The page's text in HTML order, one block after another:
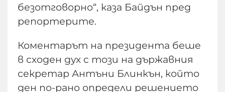
безотговорно“, каза Байдън пред
репортерите.
Коментарът на президента беше
в сходен дух с този на държавния
секретар Антъни Блинкън, който
ден по-рано определи решението